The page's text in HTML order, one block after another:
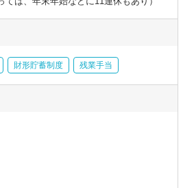
財形貯蓄制度 残業手当